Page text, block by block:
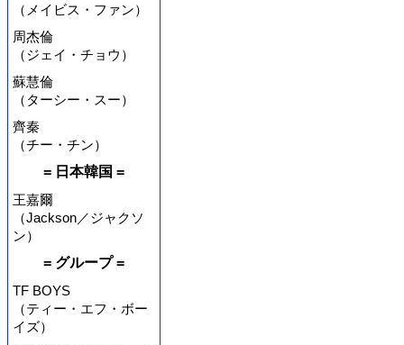
（メイビス・ファン）
周杰倫
（ジェイ・チョウ）
蘇慧倫
（ターシー・スー）
齊秦
（チー・チン）
= 日本韓国 =
王嘉爾
（Jackson／ジャクソ
ン）
= グループ =
TF BOYS
（ティー・エフ・ボー
イズ）